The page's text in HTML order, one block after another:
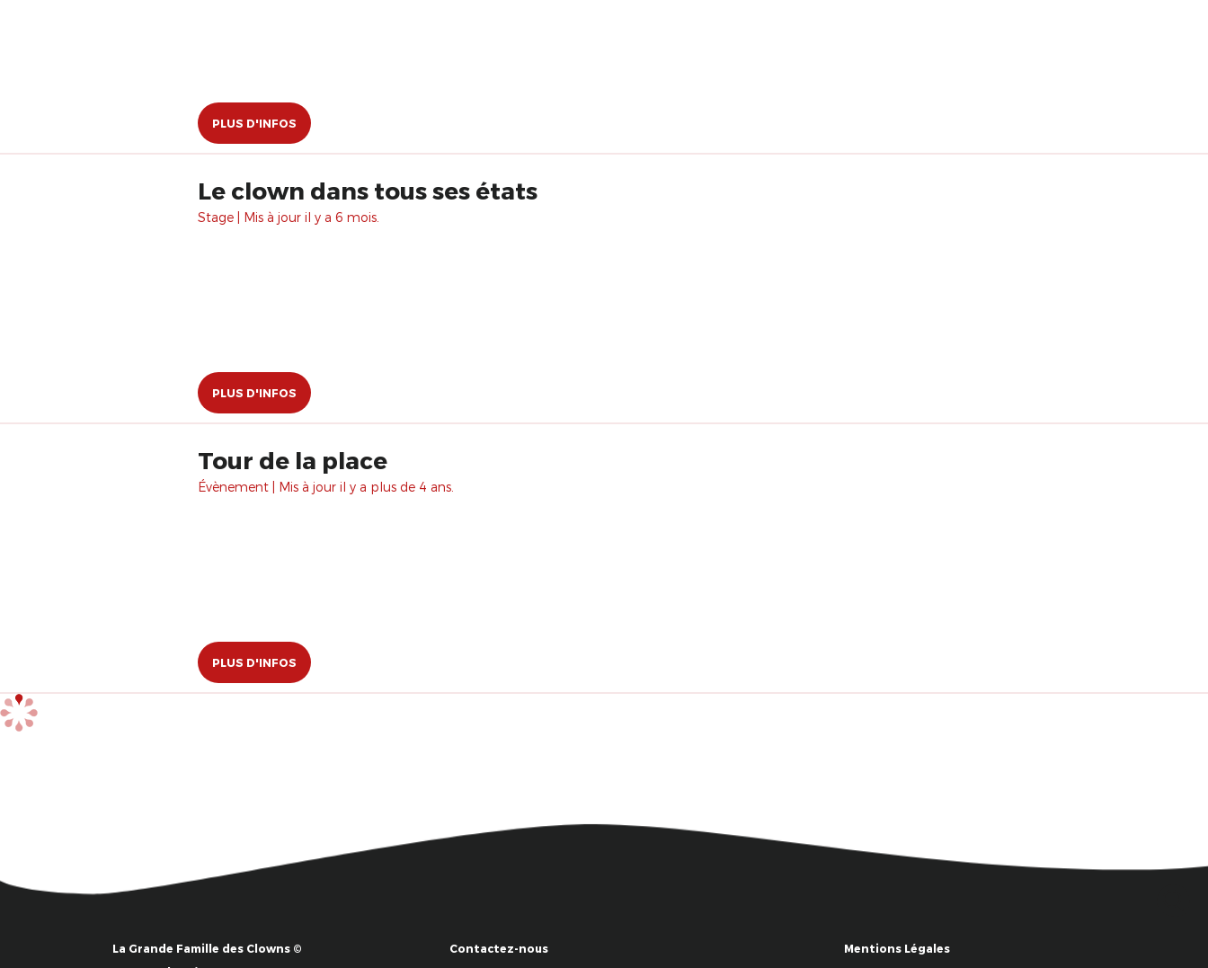
PLUS D'INFOS
Le clown dans tous ses états
Stage | Mis à jour il y a 6 mois.
PLUS D'INFOS
Tour de la place
Évènement | Mis à jour il y a plus de 4 ans.
PLUS D'INFOS
La Grande Famille des Clowns ©
Contactez-nous Mentions Légales